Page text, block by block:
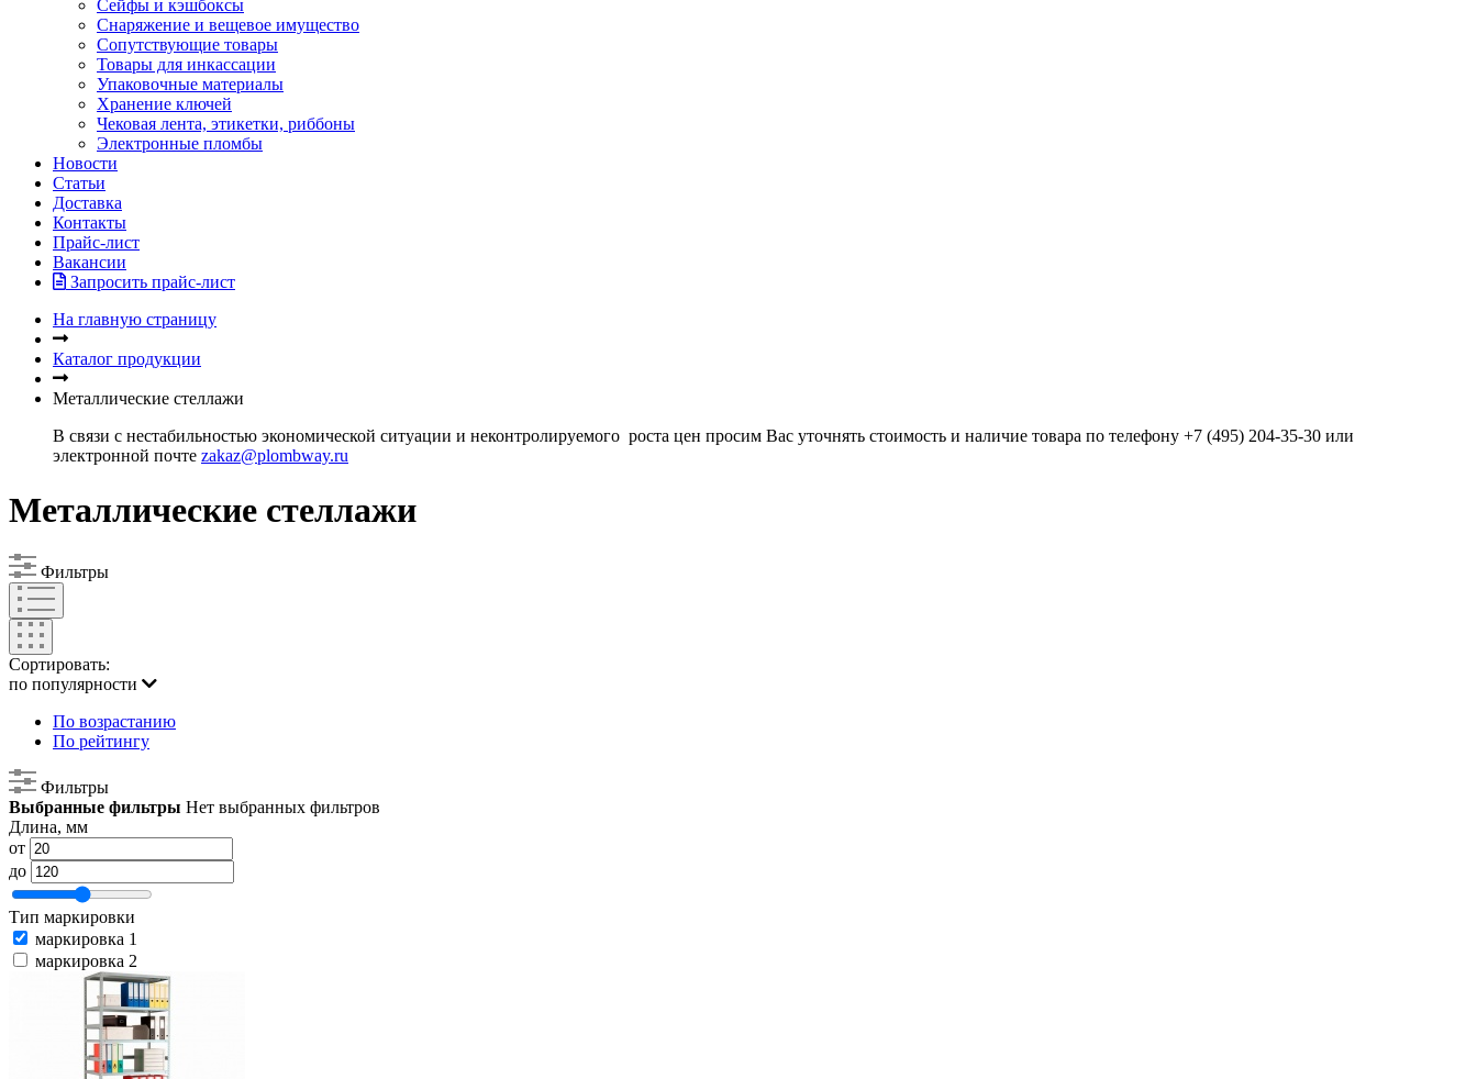
Сейфы и кэшбоксы
Снаряжение и вещевое имущество
Сопутствующие товары
Товары для инкассации
Упаковочные материалы
Хранение ключей
Чековая лента, этикетки, риббоны
Электронные пломбы
Новости
Статьи
Доставка
Контакты
Прайс-лист
Вакансии
Запросить прайс-лист
На главную страницу
Каталог продукции
Металлические стеллажи
В связи с нестабильностью экономической ситуации и неконтролируемого роста цен просим Вас уточнять стоимость и наличие товара по телефону +7 (495) 204-35-30 или
электронной почте zakaz@plombway.ru
Металлические стеллажи
Фильтры
Сортировать:
по популярности
По возрастанию
По рейтингу
Фильтры
Выбранные фильтры Нет выбранных фильтров
Длина, мм
от
до
Тип маркировки
маркировка 1
маркировка 2